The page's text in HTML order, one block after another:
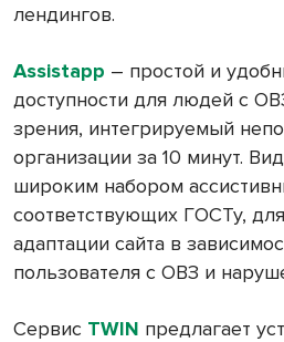
лендингов.
Assistapp – простой и
доступности для людей с
зрения, интегрируемый
организации за 10 минут.
широким набором
соответствующих ГОСТу,
адаптации сайта в
пользователя с ОВЗ и
Сервис TWIN предлагает